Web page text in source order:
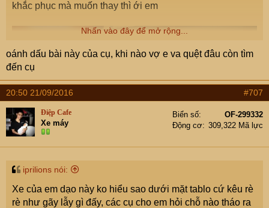
khắc phục mà muốn thay thì ới em
Nhấn vào đây để mở rộng...
oánh dấu bài này của cụ, khi nào vợ e va quệt đâu còn tìm
đến cụ
20:50 21/09/2016 #707
Điệp Cafe
Xe máy
Biển số
OF-299332
Động cơ
309,322 Mã lực
iprilions nói:
Xe của em dạo này ko hiểu sao dưới mặt tablo cứ kêu rè
rè như gãy lẫy gì đấy, các cụ cho em hỏi chỗ nào tháo ra